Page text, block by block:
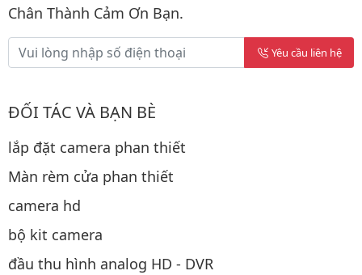
Chân Thành Cảm Ơn Bạn.
Yêu cầu liên hệ
ĐỐI TÁC VÀ BẠN BÈ
lắp đặt camera phan thiết
Màn rèm cửa phan thiết
camera hd
bộ kit camera
đầu thu hình analog HD - DVR